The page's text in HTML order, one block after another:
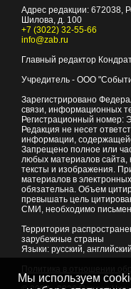
Адрес редакции: 672038,
Шилова, д. 100
+7 (3022) 32-55-66
info@zab.ru
Главный редактор
Учредитель - ООО
Зарегистрировано
связи, информационных
Регистрационный
Редакция не несет
информации,
Запрещено полное или
любых материалов сайта,
тексты и изображения.
материалов в
обязательна. Объем
превышать цель
СМИ, необходимо
Территория
зарубежные страны
Языки: русский, английский
Мы используем